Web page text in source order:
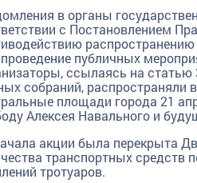
в органы
с Постановлением
распространению
публичных
ссылаясь на
собраний,
площади города 21
Алексея Навального и
акции была перекрыта
транспортных средств
тротуаров.